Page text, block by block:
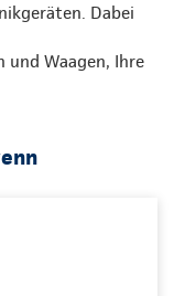
Dabei
und Waagen, Ihre